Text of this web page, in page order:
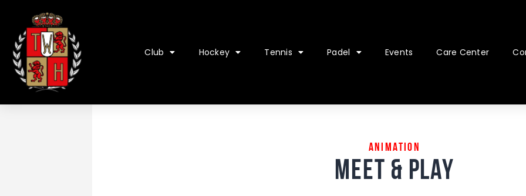
Club Hockey Tennis Padel Events Care Center
Animation
Meet & play